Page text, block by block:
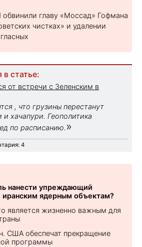
главу «Моссад» Гофмана
чистках» и удалении
статье:
от встречи с Зеленским в
, что грузины перестанут
и хачапури. Геополитика
по расписанию. »
4
нанести упреждающий
ядерным объектам?
является жизненно важным для
США обеспечат прекращение
программы